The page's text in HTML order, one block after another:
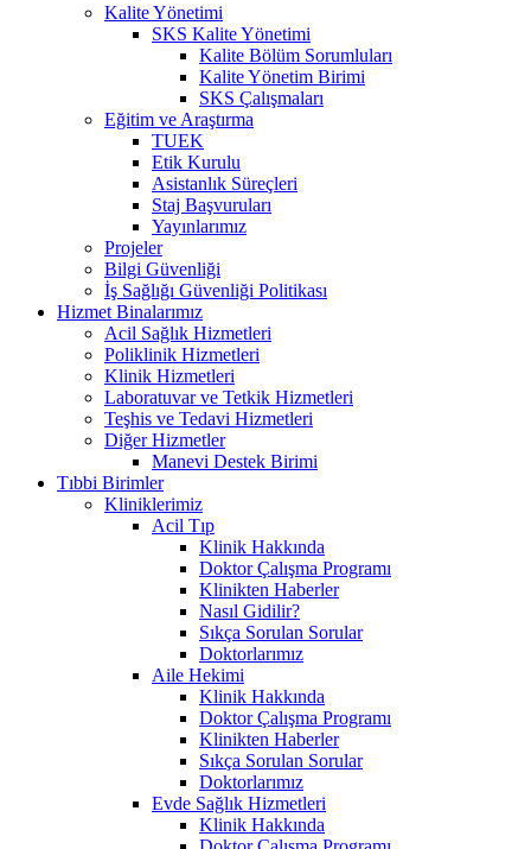
Kalite Yönetimi
SKS Kalite Yönetimi
Kalite Bölüm Sorumluları
Kalite Yönetim Birimi
SKS Çalışmaları
Eğitim ve Araştırma
TUEK
Etik Kurulu
Asistanlık Süreçleri
Staj Başvuruları
Yayınlarımız
Projeler
Bilgi Güvenliği
İş Sağlığı Güvenliği Politikası
Hizmet Binalarımız
Acil Sağlık Hizmetleri
Poliklinik Hizmetleri
Klinik Hizmetleri
Laboratuvar ve Tetkik Hizmetleri
Teşhis ve Tedavi Hizmetleri
Diğer Hizmetler
Manevi Destek Birimi
Tıbbi Birimler
Kliniklerimiz
Acil Tıp
Klinik Hakkında
Doktor Çalışma Programı
Klinikten Haberler
Nasıl Gidilir?
Sıkça Sorulan Sorular
Doktorlarımız
Aile Hekimi
Klinik Hakkında
Doktor Çalışma Programı
Klinikten Haberler
Sıkça Sorulan Sorular
Doktorlarımız
Evde Sağlık Hizmetleri
Klinik Hakkında